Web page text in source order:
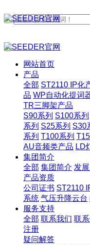
网站首页
产品
全部 ST2110 IP化
品 WP自动化提词
TR三脚架产品
S90系列 S100系列
系列 S25系列 S30
系列 T100系列
AU音频类产品 LD
集团简介
全部 集团简介 发
产品资质
公司证书 ST2110
系统 气压升降云台
服务支持
全部 联系我们 联
注册
疑问解答